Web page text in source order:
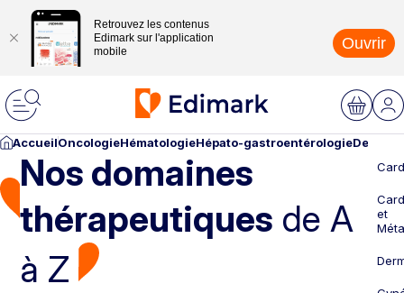
Retrouvez les contenus
Edimark sur l'application
mobile
Ouvrir
AccueilOncologieHématologieHépato-gastroentérologie
Nos domaines
thérapeutiques de A
à Z
et